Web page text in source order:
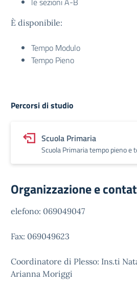
È disponibile:
Tempo Modulo
Tempo Pieno
Percorsi di studio
Scuola Primaria
Scuola Primaria tempo pieno e
Organizzazione e
elefono: 069049047
Fax: 069049623
Coordinatore di Plesso: Ins.ti
Arianna Moriggi